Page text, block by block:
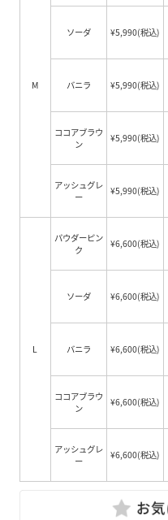
M
ソーダ ¥5,990(税込)
バニラ ¥5,990(税込)
ココアブラウ
ン
¥5,990(税込)
アッシュグレ
ー
¥5,990(税込)
L
パウダーピン
ク
¥6,600(税込)
ソーダ ¥6,600(税込)
バニラ ¥6,600(税込)
ココアブラウ
ン
¥6,600(税込)
アッシュグレ
ー
¥6,600(税込)